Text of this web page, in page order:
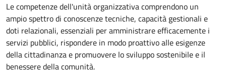
Le competenze dell'unità organizzativa comprendono un
ampio spettro di conoscenze tecniche, capacità gestionali e
doti relazionali, essenziali per amministrare efficacemente i
servizi pubblici, rispondere in modo proattivo alle esigenze
della cittadinanza e promuovere lo sviluppo sostenibile e il
benessere della comunità.